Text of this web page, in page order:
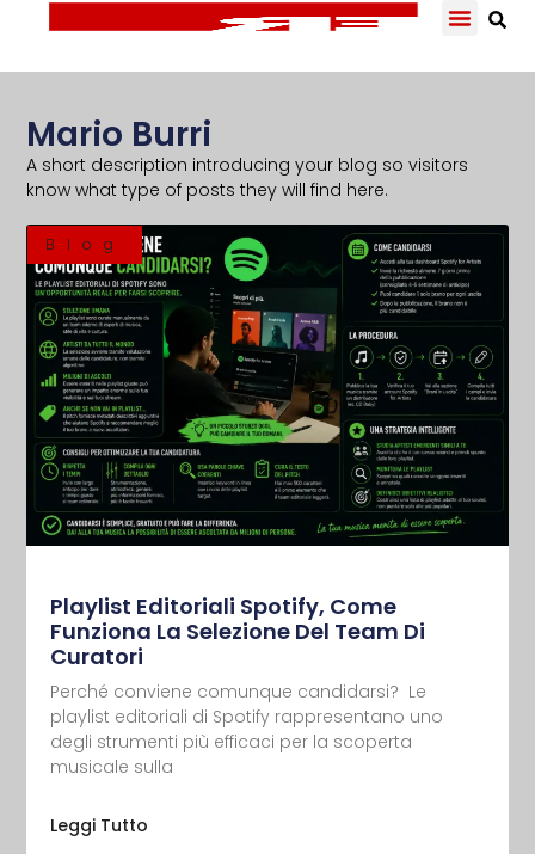
Mario Burri
A short description introducing your blog so visitors
know what type of posts they will find here.
Blog
Playlist Editoriali Spotify, Come
Funziona La Selezione Del Team Di
Curatori
Perché conviene comunque candidarsi? Le
playlist editoriali di Spotify rappresentano uno
degli strumenti più efficaci per la scoperta
musicale sulla
Leggi Tutto